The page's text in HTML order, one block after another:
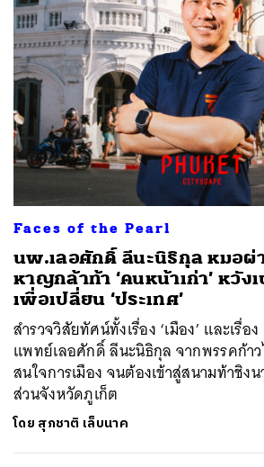
Faces of the Pearl
นพ.เลอศักดิ์ ลีนะนิธิกุล หมอผ่
หาญกล้าท้า ‘คนหน้าเก่า’ หวังเ
เพื่อเปลี่ยน ‘ประเทศ’
สำรวจวิสัยทัศน์ทั้งเรื่อง ‘เมือง’ และเรื่อง
แพทย์เลอศักดิ์ ลีนะนิธิกุล จากพรรคก้า
สนใจการเมือง จนต้องเข้าสู่สนามท้าชิง
ส่วนจังหวัดภูเก็ต
โดย สุภชาติ เล็บนาค